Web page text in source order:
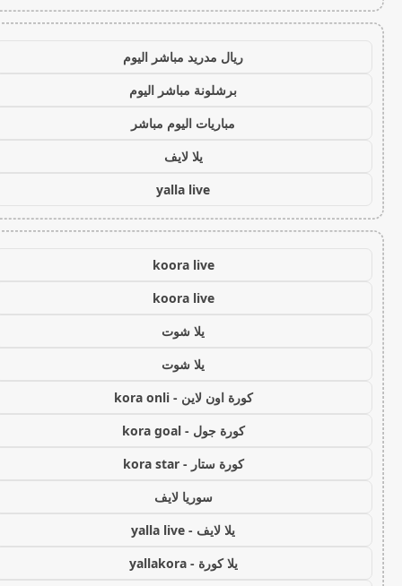
ريال مدريد مباشر اليوم
برشلونة مباشر اليوم
مباريات اليوم مباشر
يلا لايف
yalla live
koora live
koora live
يلا شوت
يلا شوت
كورة اون لاين - kora onli
كورة جول - kora goal
كورة ستار - kora star
سوريا لايف
يلا لايف - yalla live
يلا كورة - yallakora